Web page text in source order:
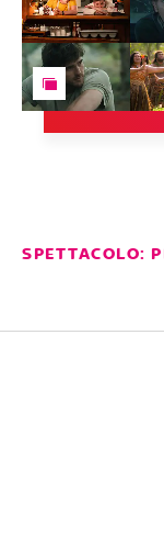
SPETTACOLO: